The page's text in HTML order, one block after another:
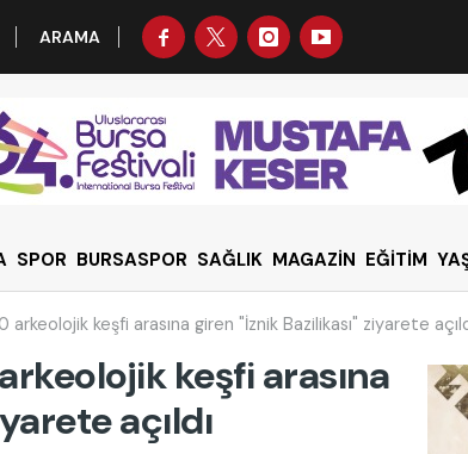
ARAMA
SPOR BURSASPOR SAĞLIK MAGAZİN EĞİTİM
arkeolojik keşfi arasına giren "İznik Bazilikası" ziyarete
keşfi arasına
açıldı